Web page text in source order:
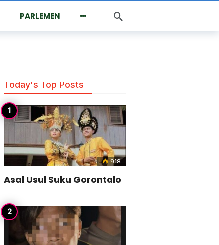
PARLEMEN
Today's Top Posts
918
Asal Usul Suku Gorontalo